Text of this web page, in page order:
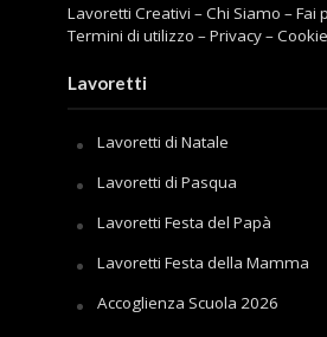
Lavoretti Creativi –Chi Siamo –Fai
Termini di utilizzo –Privacy–Cookie
Lavoretti
Lavoretti di Natale
Lavoretti di Pasqua
Lavoretti Festa del Papà
Lavoretti Festa della Mamma
Accoglienza Scuola 2026